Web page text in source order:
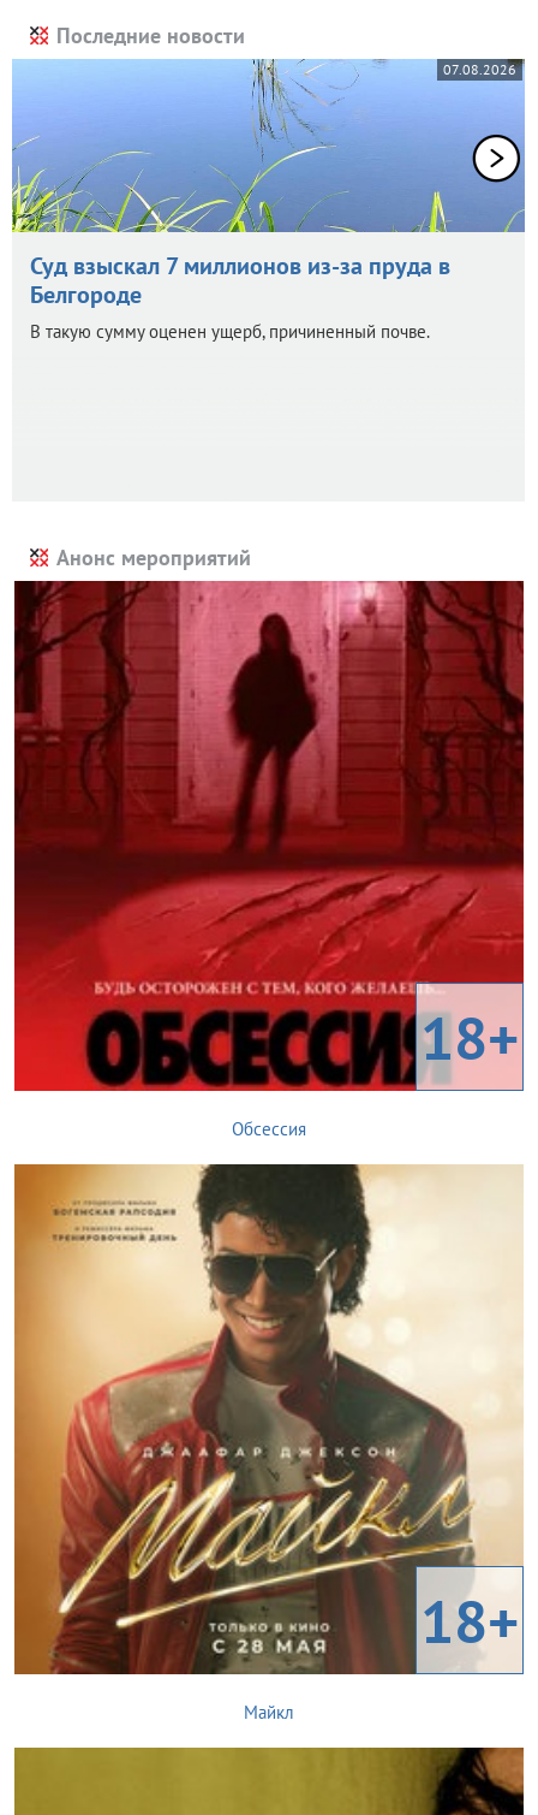
Последние новости
07.08.2026
Суд взыскал 7 миллионов из-за пруда в
Белгороде
В такую сумму оценен ущерб, причиненный почве.
Анонс мероприятий
18+
Обсессия
18+
Майкл